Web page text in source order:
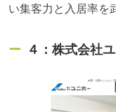
い集客力と入居率を
４：株式会社